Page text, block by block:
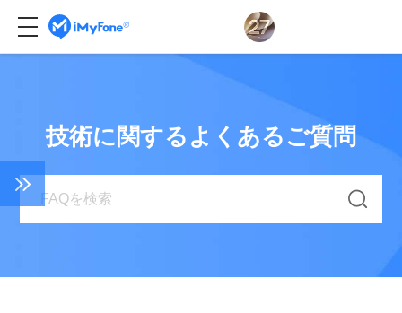
技術に関するよくあるご質問